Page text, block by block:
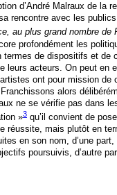
d’André Malraux de la
rencontre avec les
au plus grand nombre de
profondément les
de dispositifs et de
leurs acteurs. On peut en
ont pour mission de
alors
ne se vérifie pas dans
»3 qu’il convient de
réussite, mais plutôt en
en son nom, d’une
poursuivis, d’autre